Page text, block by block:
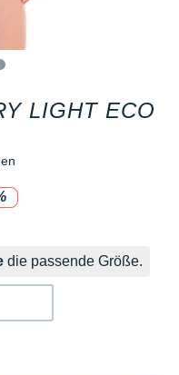
LIGHT ECO
Marke
die passende Größe.